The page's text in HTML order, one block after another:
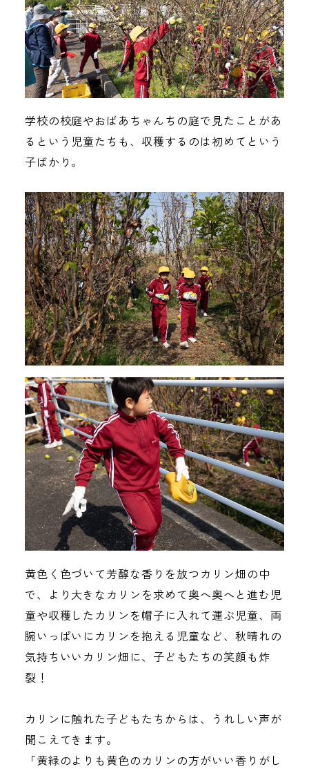
学校の校庭やおばあちゃんちの庭で見たことがあ
るという児童たちも、収穫するのは初めてという
子ばかり。
黄色く色づいて芳醇な香りを放つカリン畑の中
で、より大きなカリンを求めて奥へ奥へと進む児
童や収穫したカリンを帽子に入れて運ぶ児童、両
腕いっぱいにカリンを抱える児童など、秋晴れの
気持ちいいカリン畑に、子どもたちの笑顔も炸
裂！
カリンに触れた子どもたちからは、うれしい声が
聞こえてきます。
「黄緑のよりも黄色のカリンの方がいい香りがし